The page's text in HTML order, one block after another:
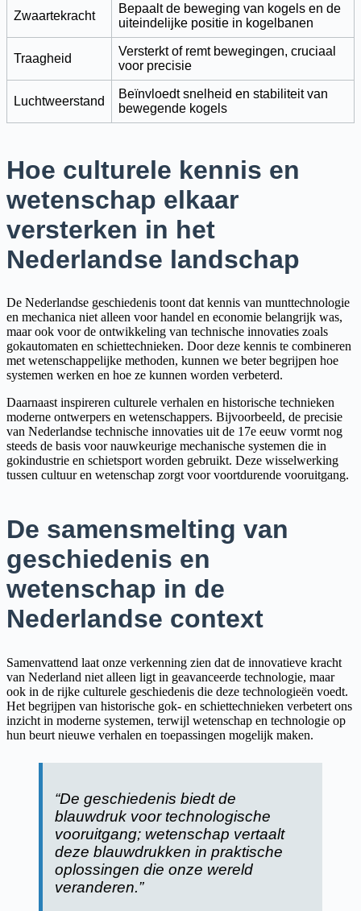
Zwaartekracht
Bepaalt de beweging van kogels en de
uiteindelijke positie in kogelbanen
Traagheid
Versterkt of remt bewegingen, cruciaal
voor precisie
Luchtweerstand
Beïnvloedt snelheid en stabiliteit van
bewegende kogels
Hoe culturele kennis en
wetenschap elkaar
versterken in het
Nederlandse landschap
De Nederlandse geschiedenis toont dat kennis van munttechnologie
en mechanica niet alleen voor handel en economie belangrijk was,
maar ook voor de ontwikkeling van technische innovaties zoals
gokautomaten en schiettechnieken. Door deze kennis te combineren
met wetenschappelijke methoden, kunnen we beter begrijpen hoe
systemen werken en hoe ze kunnen worden verbeterd.
Daarnaast inspireren culturele verhalen en historische technieken
moderne ontwerpers en wetenschappers. Bijvoorbeeld, de precisie
van Nederlandse technische innovaties uit de 17e eeuw vormt nog
steeds de basis voor nauwkeurige mechanische systemen die in
gokindustrie en schietsport worden gebruikt. Deze wisselwerking
tussen cultuur en wetenschap zorgt voor voortdurende vooruitgang.
De samensmelting van
geschiedenis en
wetenschap in de
Nederlandse context
Samenvattend laat onze verkenning zien dat de innovatieve kracht
van Nederland niet alleen ligt in geavanceerde technologie, maar
ook in de rijke culturele geschiedenis die deze technologieën voedt.
Het begrijpen van historische gok- en schiettechnieken verbetert ons
inzicht in moderne systemen, terwijl wetenschap en technologie op
hun beurt nieuwe verhalen en toepassingen mogelijk maken.
“De geschiedenis biedt de
blauwdruk voor technologische
vooruitgang; wetenschap vertaalt
deze blauwdrukken in praktische
oplossingen die onze wereld
veranderen.”